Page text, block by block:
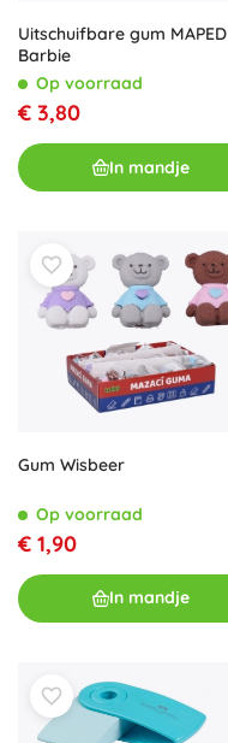
Uitschuifbare gum MAPED
Barbie
Op voorraad
€ 3,80
In mandje
Gum Wisbeer
Op voorraad
€ 1,90
In mandje